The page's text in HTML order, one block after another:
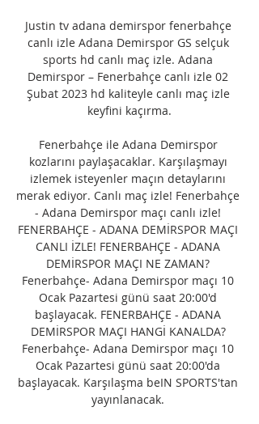
Justin tv adana demirspor fenerbahçe
canlı izle Adana Demirspor GS selçuk
sports hd canlı maç izle. Adana
Demirspor – Fenerbahçe canlı izle 02
Şubat 2023 hd kaliteyle canlı maç izle
keyfini kaçırma.
Fenerbahçe ile Adana Demirspor
kozlarını paylaşacaklar. Karşılaşmayı
izlemek isteyenler maçın detaylarını
merak ediyor. Canlı maç izle! Fenerbahçe
- Adana Demirspor maçı canlı izle!
FENERBAHÇE - ADANA DEMİRSPOR MAÇI
CANLI İZLE! FENERBAHÇE - ADANA
DEMİRSPOR MAÇI NE ZAMAN?
Fenerbahçe- Adana Demirspor maçı 10
Ocak Pazartesi günü saat 20:00'd
başlayacak. FENERBAHÇE - ADANA
DEMİRSPOR MAÇI HANGİ KANALDA?
Fenerbahçe- Adana Demirspor maçı 10
Ocak Pazartesi günü saat 20:00'da
başlayacak. Karşılaşma beIN SPORTS'tan
yayınlanacak.